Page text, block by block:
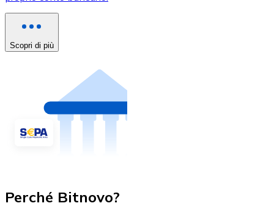
Scopri di più
Perché Bitnovo?